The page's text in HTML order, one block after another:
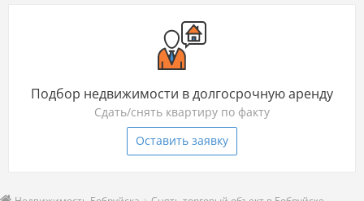
Подбор недвижимости в долгосрочную аренду
Сдать/снять квартиру по факту
Оставить заявку